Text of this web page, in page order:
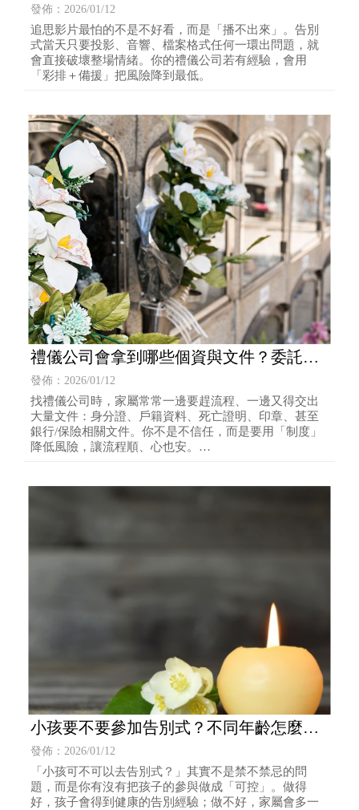
響「設備檢查清單」，禮儀公司要幫你做
到這些
發佈：2026/01/12
追思影片最怕的不是不好看，而是「播不出來」。告別
式當天只要投影、音響、檔案格式任何一環出問題，就
會直接破壞整場情緒。你的禮儀公司若有經驗，會用
「彩排＋備援」把風險降到最低。
禮儀公司會拿到哪些個資與文件？委託代
辦前你一定要懂的「文件交接與風險控
管」
發佈：2026/01/12
找禮儀公司時，家屬常常一邊要趕流程、一邊又得交出
大量文件：身分證、戶籍資料、死亡證明、印章、甚至
銀行/保險相關文件。你不是不信任，而是要用「制度」
降低風險，讓流程順、心也安。
小孩要不要參加告別式？不同年齡怎麼準
備，禮儀公司現場安排清單
發佈：2026/01/12
「小孩可不可以去告別式？」其實不是禁不禁忌的問
題，而是你有沒有把孩子的參與做成「可控」。做得
好，孩子會得到健康的告別經驗；做不好，家屬會多一